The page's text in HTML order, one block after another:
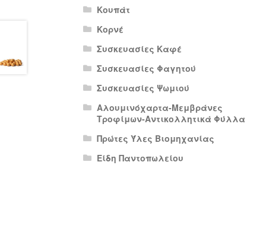
Κουπάτ
Κορνέ
Συσκευασίες Καφέ
Συσκευασίες Φαγητού
Συσκευασίες Ψωμιού
Αλουμινόχαρτα-Μεμβράνες
Τροφίμων-Αντικολλητικά Φύλλα
Πρώτες Ύλες Βιομηχανίας
Είδη Παντοπωλείου